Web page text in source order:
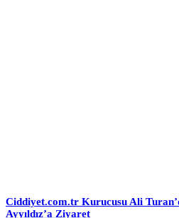
Ciddiyet.com.tr Kurucusu Ali
Ayyıldız’a Ziyaret